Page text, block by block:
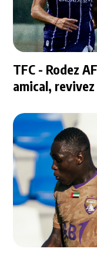
TFC - Rodez
amical,